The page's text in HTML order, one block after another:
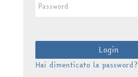
Login
Hai dimenticato la password?